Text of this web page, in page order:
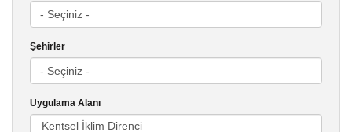
Şehirler
Uygulama Alanı